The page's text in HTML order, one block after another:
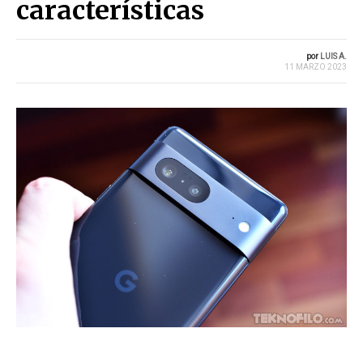
características
por LUIS A.
11 MARZO 2023